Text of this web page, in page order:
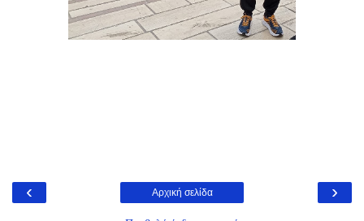
‹ ›
Αρχική σελίδα